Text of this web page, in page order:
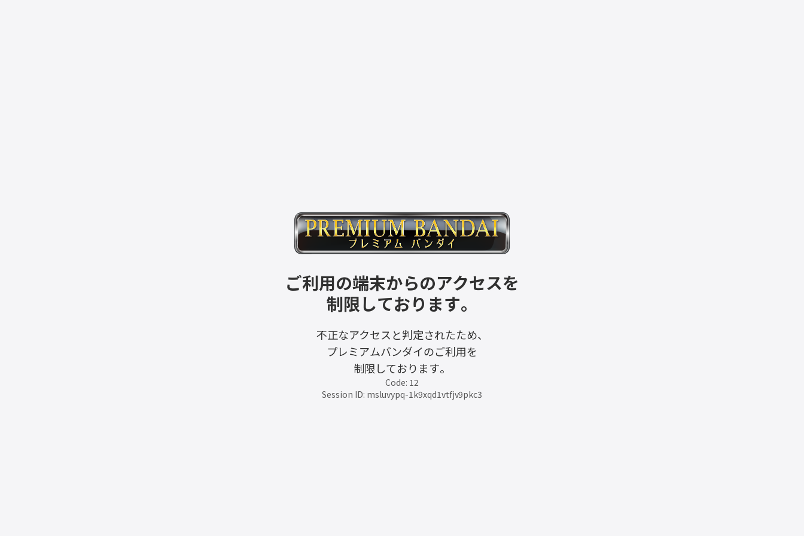
ご利用の端末からのアクセスを
制限しております。
不正なアクセスと判定されたため、
プレミアムバンダイのご利用を
制限しております。
Code: 12
Session ID: msluvypq-1k9xqd1vtfjv9pkc3